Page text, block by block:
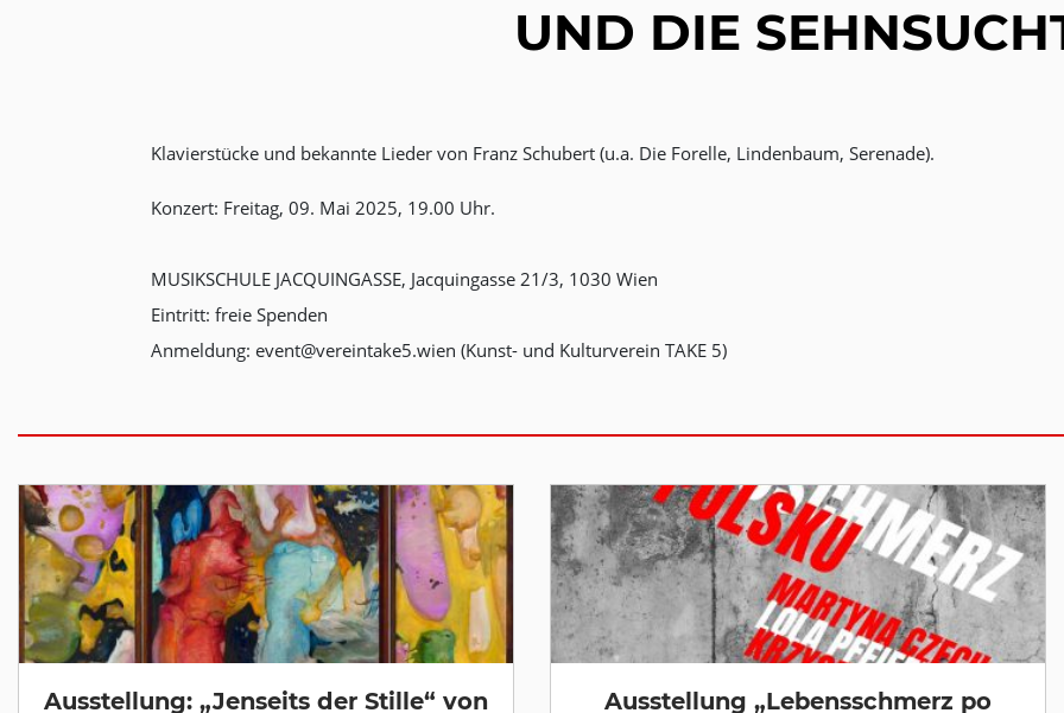
UND DIE
Klavierstücke und bekannte Lieder von Franz Schubert (u.a. Die Forelle, Lindenbaum, Serenade).
Konzert: Freitag, 09. Mai 2025, 19.00 Uhr.
MUSIKSCHULE JACQUINGASSE, Jacquingasse 21/3, 1030 Wien
Eintritt: freie Spenden
Anmeldung: event@vereintake5.wien (Kunst- und Kulturverein TAKE 5)
Ausstellung: „Jenseits der Stille“ von
Ausstellung „Lebensschmerz po